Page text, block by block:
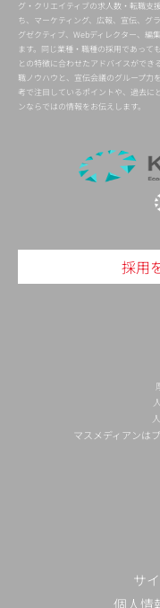
グ・クリエイティブの求人数・転職支
ち、マーケティング、広報、宣伝、グ
グゼクティブ、Webディレクター、編
ます。同じ業種・職種の採用であって
との特徴に合わせたアドバイスがで
職ノウハウと、宣伝会議のグループ力
考で注目しているポイントや、過去に
ンならではの情報をお伝えします。
採用
マスメディアンは
サ
個人情